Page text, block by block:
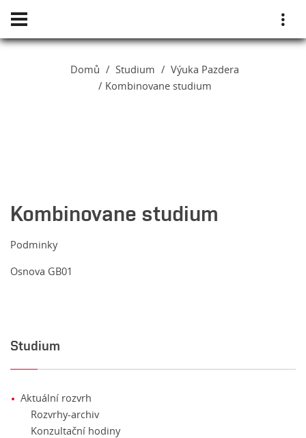
Domů Studium
Výuka Pazdera
Kombinovane studium
Kombinovane studium
Podminky
Osnova GB01
Studium
Aktuální rozvrh
Rozvrhy-archiv
Konzultační hodiny